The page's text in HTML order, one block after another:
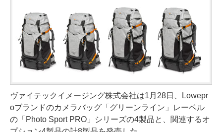
ヴァイテックイメージング株式会社は1月28日、Lowepr
oブランドのカメラバッグ「グリーンライン」レーベル
の「Photo Sport PRO」シリーズの4製品と、関連するオ